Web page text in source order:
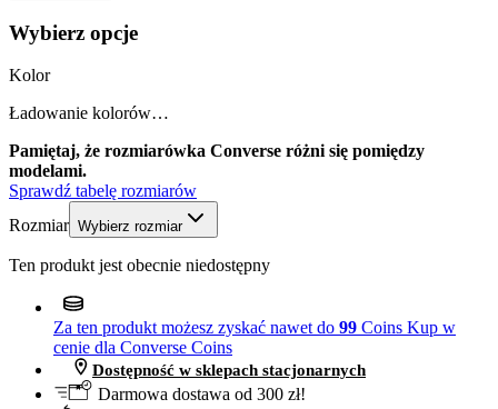
Wybierz opcje
Kolor
Ładowanie kolorów…
Pamiętaj, że rozmiarówka Converse różni się pomiędzy
modelami.
Sprawdź tabelę rozmiarów
Rozmiar Wybierz rozmiar
Ten produkt jest obecnie niedostępny
Za ten produkt możesz zyskać nawet do 99 Coins Kup w
cenie dla Converse Coins
Dostępność w sklepach stacjonarnych
Darmowa dostawa od 300 zł!